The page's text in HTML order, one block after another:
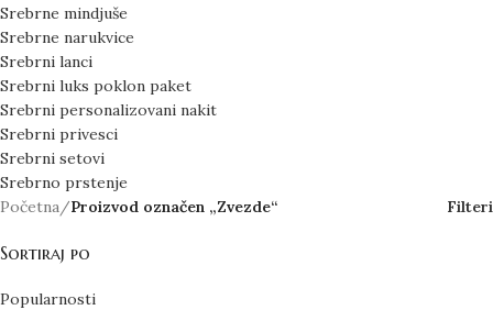
Srebrne mindjuše
Srebrne narukvice
Srebrni lanci
Srebrni luks poklon paket
Srebrni personalizovani nakit
Srebrni privesci
Srebrni setovi
Srebrno prstenje
Početna/Proizvod označen „Zvezde“ Filteri
Sortiraj po
Popularnosti